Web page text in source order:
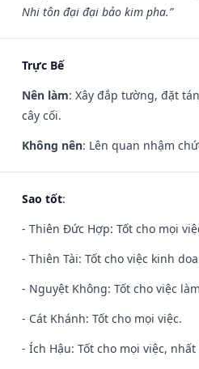
Nhi tôn đại đại bảo kim pha.”
Trực Bế
Nên làm: Xây đắp tường, đặt
cây cối.
Không nên: Lên quan nhậm
Sao tốt:
- Thiên Đức Hợp: Tốt cho mọi
- Thiên Tài: Tốt cho việc kinh
- Nguyệt Không: Tốt cho việc
- Cát Khánh: Tốt cho mọi việc.
- Ích Hậu: Tốt cho mọi việc,